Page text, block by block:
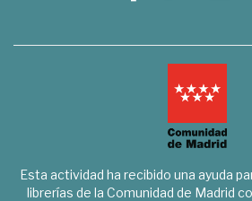
Esta actividad ha recibido una ayuda
librerías de la Comunidad de Madrid